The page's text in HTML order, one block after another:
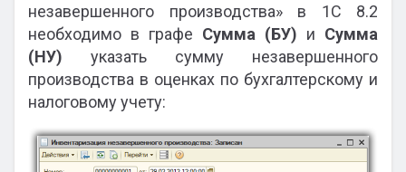
незавершенного производства» в 1С 8.2
необходимо в графе Сумма (БУ) и Сумма
(НУ) указать сумму незавершенного
производства в оценках по бухгалтерскому и
налоговому учету: